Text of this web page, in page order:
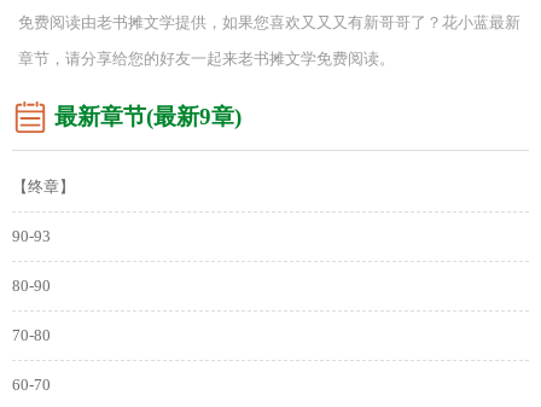
免费阅读由老书摊文学提供，如果您喜欢又又又有新哥哥了？花小蓝最新
章节，请分享给您的好友一起来老书摊文学免费阅读。
最新章节(最新9章)
【终章】
90-93
80-90
70-80
60-70